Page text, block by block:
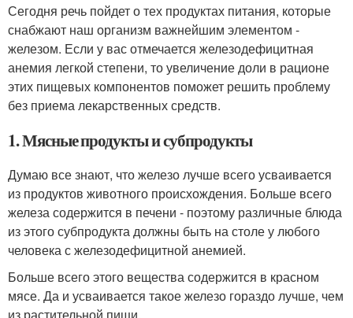
Сегодня речь пойдет о тех продуктах питания, которые
снабжают наш организм важнейшим элементом -
железом. Если у вас отмечается железодефицитная
анемия легкой степени, то увеличение доли в рационе
этих пищевых компонентов поможет решить проблему
без приема лекарственных средств.
1. Мясные продукты и субпродукты
Думаю все знают, что железо лучше всего усваивается
из продуктов животного происхождения. Больше всего
железа содержится в печени - поэтому различные блюда
из этого субпродукта должны быть на столе у любого
человека с железодефицитной анемией.
Больше всего этого вещества содержится в красном
мясе. Да и усваивается такое железо гораздо лучше, чем
из растительной пищи.